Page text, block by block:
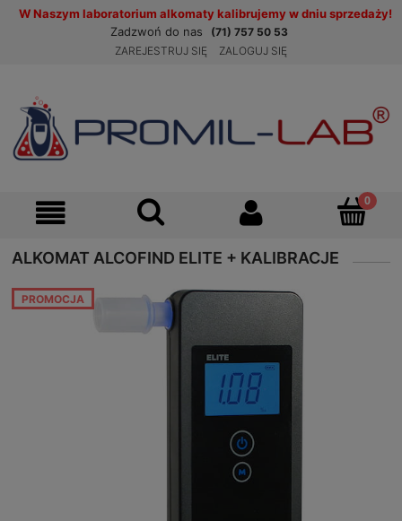
W Naszym laboratorium alkomaty kalibrujemy w dniu sprzedaży!
Zadzwoń do nas
(71) 757 50 53
ZAREJESTRUJ SIĘ
ZALOGUJ SIĘ
ALKOMAT ALCOFIND ELITE + KALIBRACJE
PROMOCJA